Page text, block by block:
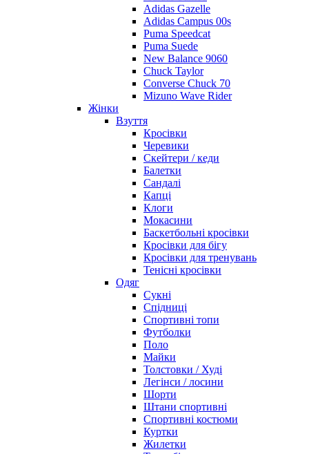
Adidas Gazelle
Adidas Campus 00s
Puma Speedcat
Puma Suede
New Balance 9060
Chuck Taylor
Converse Chuck 70
Mizuno Wave Rider
Жінки
Взуття
Кросівки
Черевики
Скейтери / кеди
Балетки
Сандалі
Капці
Клоги
Мокасини
Баскетбольні кросівки
Кросівки для бігу
Кросівки для тренувань
Тенісні кросівки
Одяг
Сукні
Спідниці
Спортивні топи
Футболки
Поло
Майки
Толстовки / Худі
Легінси / лосини
Шорти
Штани спортивні
Спортивні костюми
Куртки
Жилетки